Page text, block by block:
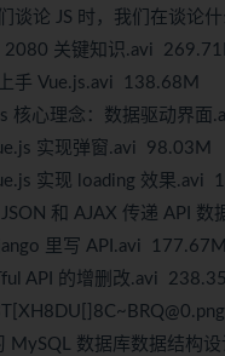
谈论 JS 时，我们在谈论
关键知识.avi
手 Vue.js.avi 138.68M
核心理念：数据驱动界面
实现弹窗.avi 98.03M
实现 loading 效果.avi
和 AJAX 传递 API 数
里写 API.avi 177.67M
API 的增删改.avi
MySQL 数据库数据结构设